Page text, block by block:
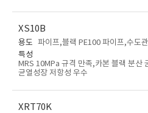
XS10B
용도 파이프,블랙 PE100 파이프,수도
특성
MRS 10MPa 규격 만족,카본 블랙 분산
균열성장 저항성 우수
XRT70K